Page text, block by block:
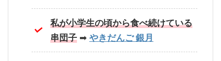
私が小学生の頃から食べ続けている
串団子 ➡ やきだんご 銀月